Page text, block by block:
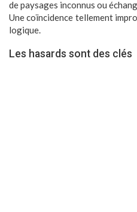
de paysages inconnus ou
Une coïncidence tellement
logique.
Les hasards sont des clés